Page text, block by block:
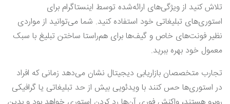
تلاش کنید از ویژگی‌های ارائه‌شده توسط اینستاگرام برای
استوری‌های تبلیغاتی خود استفاده کنید. شما می‌توانید از مواردی
نظیر فونت‌های خاص و گیف‌ها برای هم‌راستا ساختن تبلیغ با سبک
معمول خود بهره ببرید.
تجارب متخصصان بازاریابی دیجیتال نشان می‌دهد زمانی که افراد
در استوری‌ها حس کنند با ویدئویی بیش از حد تبلیغاتی یا گرافیکی